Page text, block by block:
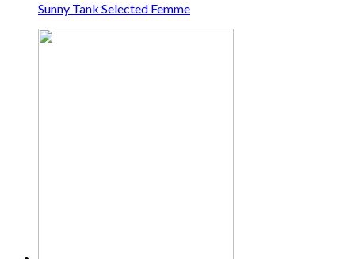
Sunny Tank Selected Femme